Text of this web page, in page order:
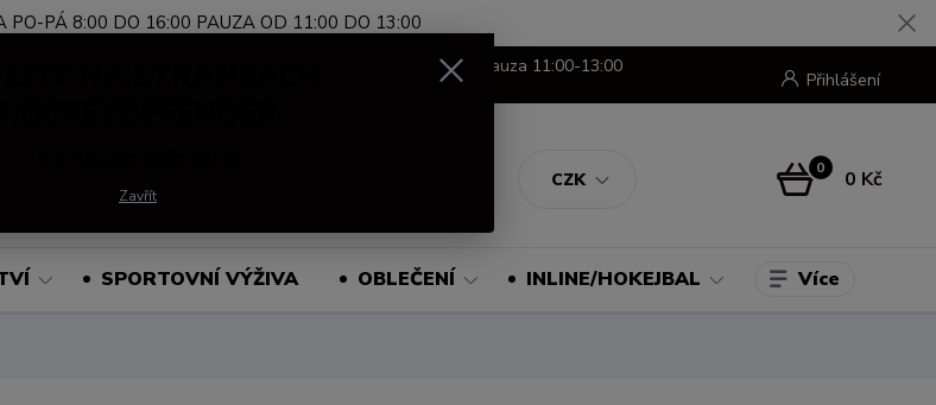
PO-PÁ 8:00 DO 16:00 PAUZA OD 11:00 DO 13:00
CZK
Přihlášení
Po-Pá, 8:00-16:00 pauza 11:00-13:00
0 0 Kč
SPORTOVNÍ VÝŽIVA OBLEČENÍ INLINE/HOKEJBAL Více
Zavřít